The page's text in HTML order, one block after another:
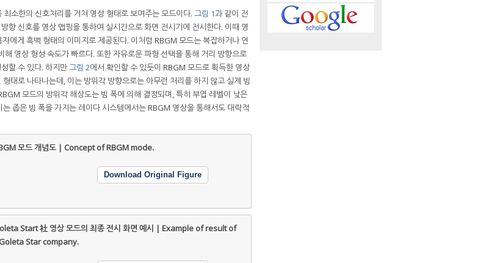
소한의 신호처리를 거쳐 영상 형태로 보여주는 모드이다. 그림 1과 같이 전
향 신호를 영상 맵핑을 통하여 실시간으로 화면 전시기에 전시한다. 이때 영
게 흑백 형태의 이미지로 제공된다. 이처럼 RBGM 모드는 복잡하거나 연
영상 형성 속도가 빠르다. 또한 자유로운 파형 선택을 통해 거리 방향으로
할 수 있다. 하지만그림 2에서 확인할 수 있듯이 RBGM 모드로 획득한 영상
태로 나타나는데, 이는 방위각 방향으로는 아무런 처리를 하지 않고 실제 빔
모드의 방위각 해상도는 빔 폭에 의해 결정되며, 특히 부엽 레벨이 낮은
좁은 빔 폭을 가지는 레이다 시스템에서는 RBGM 영상을 통해서도 대략적
모드 개념도 | Concept of RBGM mode.
Download Original Figure
Start 社 영상 모드의 최종 전시 화면 예시 | Example of result of
Star company.